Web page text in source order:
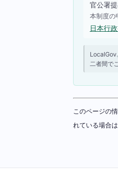
官公署
本制度の
日本行
二者間で
このページの
れている場合は